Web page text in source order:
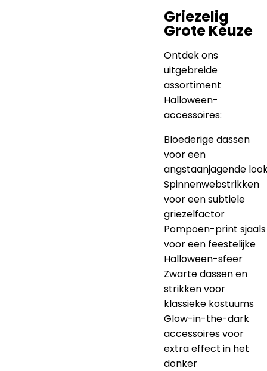
Griezelig
Grote Keuze
Ontdek ons
uitgebreide
assortiment
Halloween-
accessoires:
Bloederige dassen
voor een
angstaanjagende
Spinnenwebstrikken
voor een subtiele
griezelfactor
Pompoen-print sjaals
voor een feestelijke
Halloween-sfeer
Zwarte dassen en
strikken voor
klassieke kostuums
Glow-in-the-dark
accessoires voor
extra effect in het
donker